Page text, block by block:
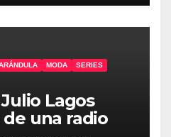
MODA
SERIES
Lagos
una radio